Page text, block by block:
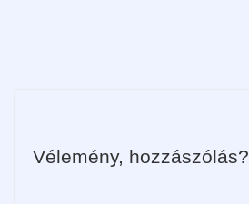
Vélemény, hozzászólás?